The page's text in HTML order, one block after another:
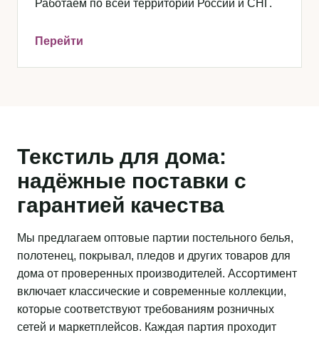
Работаем по всей территории России и СНГ.
Перейти
Текстиль для дома:
надёжные поставки с
гарантией качества
Мы предлагаем оптовые партии постельного белья,
полотенец, покрывал, пледов и других товаров для
дома от проверенных производителей. Ассортимент
включает классические и современные коллекции,
которые соответствуют требованиям розничных
сетей и маркетплейсов. Каждая партия проходит